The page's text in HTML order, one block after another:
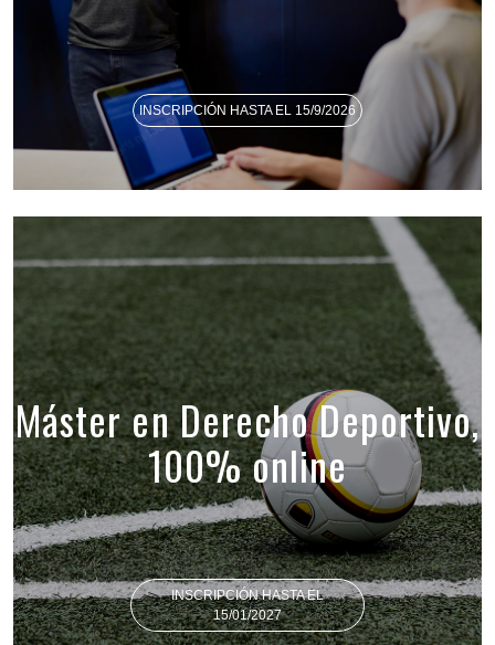
INSCRIPCIÓN HASTA EL 15/9/2026
Máster en Derecho Deportivo,
100% online
INSCRIPCIÓN HASTA EL
15/01/2027